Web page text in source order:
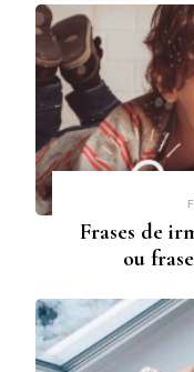
Frases de
ou